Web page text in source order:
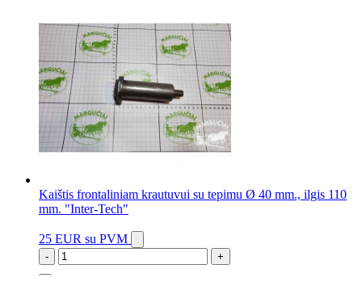
Kaištis frontaliniam krautuvui su tepimu Ø 40 mm., ilgis 110
mm. "Inter-Tech"
25 EUR su PVM
- +